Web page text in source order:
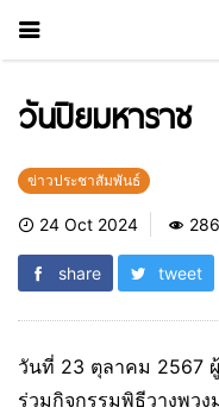
วันปิยมหาราช
ข่าวประชาสัมพันธ์
24 Oct 2024 286
share tweet
วันที่ 23 ตุลาคม 2567
ร่วมกิจกรรมพิธีวางพว